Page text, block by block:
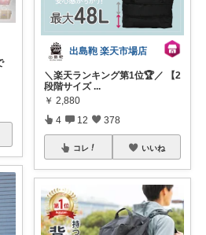
出島鞄 楽天市場店
＼楽天ランキング第1位🏆／ 【2
段階サイズ ...
￥ 2,880
4 12 378
コレ いいね